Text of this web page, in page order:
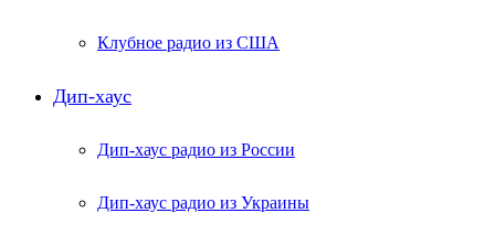
Клубное радио из США
Дип-хаус
Дип-хаус радио из России
Дип-хаус радио из Украины